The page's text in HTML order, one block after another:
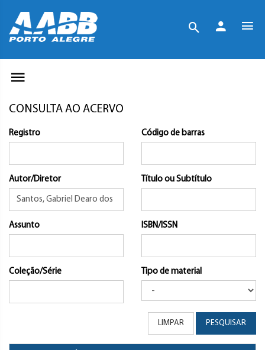
CONSULTA AO ACERVO
Registro Código de barras
Autor/Diretor Título ou Subtítulo
Assunto ISBN/ISSN
Coleção/Série Tipo de material
LIMPAR PESQUISAR